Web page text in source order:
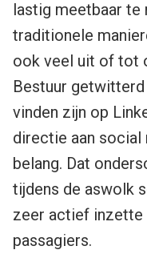
lastig meetbaar te
traditionele
ook veel uit of tot
Bestuur
vinden zijn op
directie aan social
belang. Dat
tijdens de aswolk
zeer actief
passagiers.